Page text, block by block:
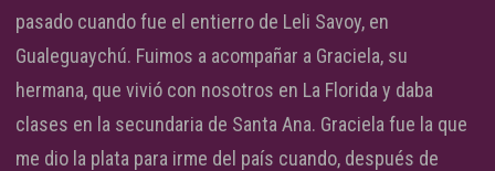
pasado cuando fue el entierro de Leli Savoy, en
Gualeguaychú. Fuimos a acompañar a Graciela, su
hermana, que vivió con nosotros en La Florida y daba
clases en la secundaria de Santa Ana. Graciela fue la que
me dio la plata para irme del país cuando, después de